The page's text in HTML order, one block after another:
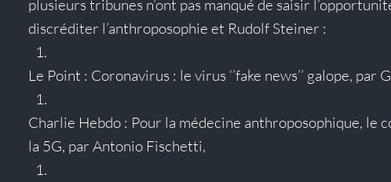
plusieurs tribunes n’ont pas manqué de saisir
discréditer l’anthroposophie et Rudolf Steiner :
Le Point : Coronavirus : le virus ‘’fake news’’ galope, par
Charlie Hebdo : Pour la médecine anthroposophique, le
la 5G, par Antonio Fischetti,